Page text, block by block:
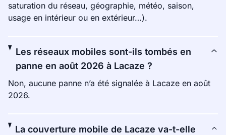
saturation du réseau, géographie, météo, saison,
usage en intérieur ou en extérieur…).
Les réseaux mobiles sont-ils tombés en
panne en août 2026 à Lacaze ?
Non, aucune panne n’a été signalée à Lacaze en août
2026.
La couverture mobile de Lacaze va-t-elle